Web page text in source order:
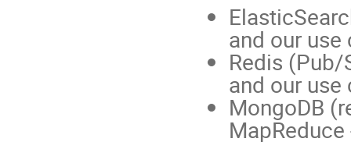
and our use
Redis
and our use
MongoDB